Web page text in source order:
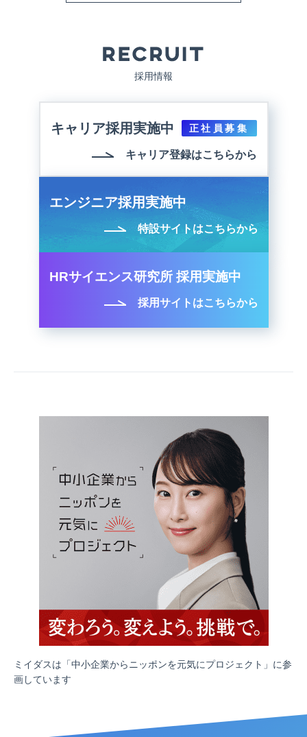
採用情報
キャリア採用実施中 正社員募集
キャリア登録はこちらから
エンジニア採用実施中
特設サイトはこちらから
HRサイエンス研究所 採用実施中
採用サイトはこちらから
ミイダスは「中小企業からニッポンを元気にプロジェクト」に参
画しています